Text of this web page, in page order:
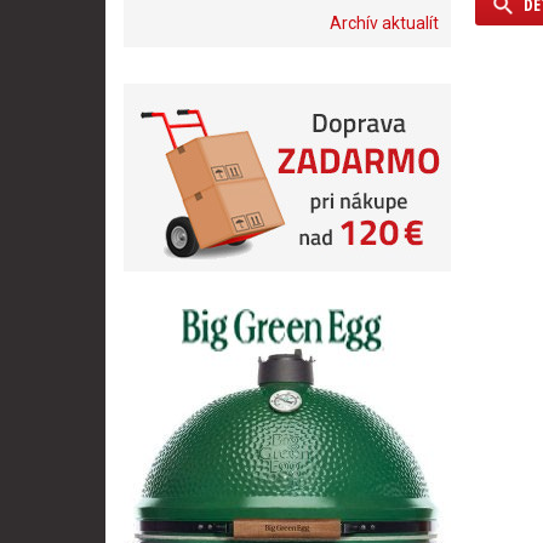
Archív aktualít